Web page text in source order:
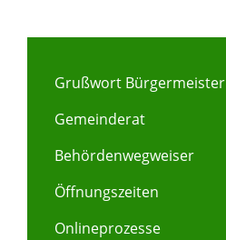
Grußwort Bürgermeister
Gemeinderat
Behördenwegweiser
Öffnungszeiten
Onlineprozesse